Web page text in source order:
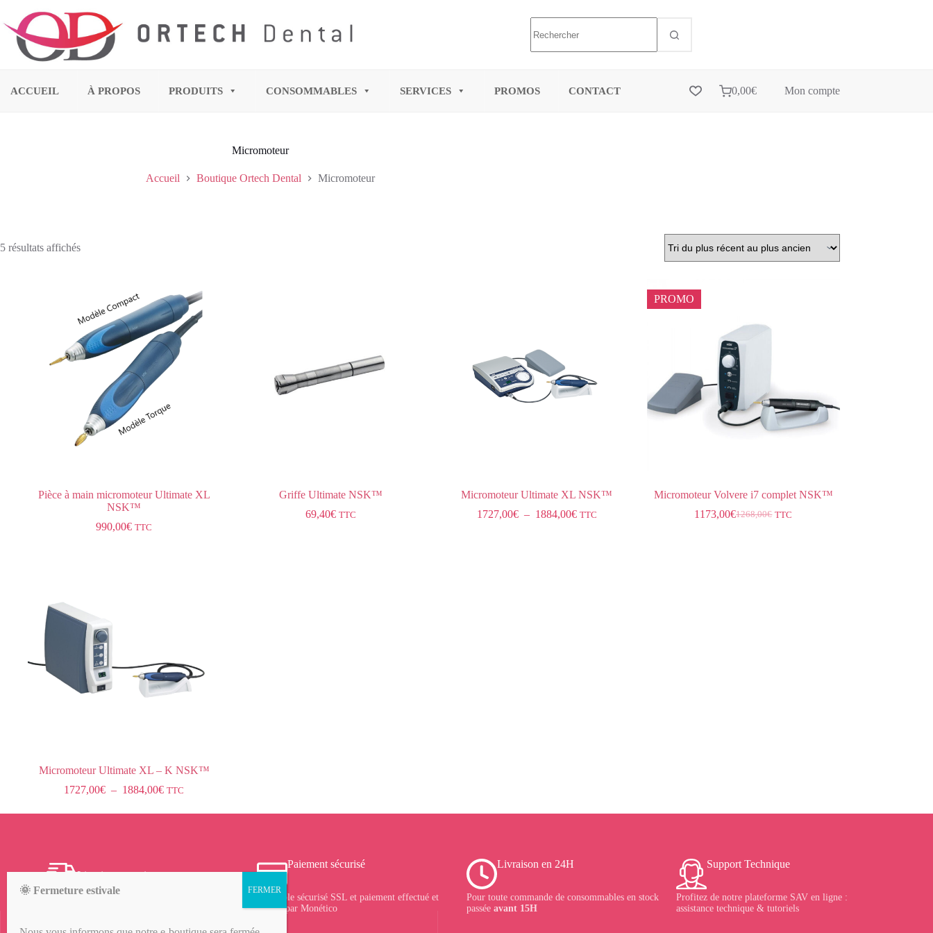
ACCUEIL À PROPOS PRODUITS CONSOMMABLES SERVICES PROMOS CONTACT 0,00€ Mon compte
Micromoteur
Accueil Boutique Ortech Dental Micromoteur
5 résultats affichés
Pièce à main micromoteur Ultimate XL
NSK™
990,00€ TTC
Griffe Ultimate NSK™
69,40€ TTC
Micromoteur Ultimate XL NSK™
1727,00€ – 1884,00€ TTC
PROMO
Micromoteur Volvere i7 complet NSK™
1268,00€
1173,00€ TTC
Micromoteur Ultimate XL – K NSK™
1727,00€ – 1884,00€ TTC
Livraison gratuite
Frais de port offerts à partir de 150 € d’achat sur le
Paiement sécurisé
Protocole sécurisé SSL et paiement effectué et
vérifié par Monético
Livraison en 24H
Pour toute commande de consommables en stock
passée avant 15H
Support Technique
Profitez de notre plateforme SAV en ligne :
assistance technique & tutoriels
🌞 Fermeture estivale